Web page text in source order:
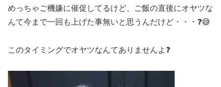
めっちゃご機嫌に催促してるけど、ご飯の直後にオヤツな
んて今まで一回も上げた事無いと思うんだけど・・・❓😅
このタイミングでオヤツなんてありませんよ❓